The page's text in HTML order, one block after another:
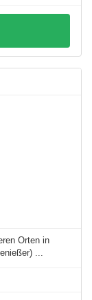
Orten in
...